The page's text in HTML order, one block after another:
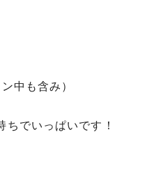
中も含み）
でいっぱいです！